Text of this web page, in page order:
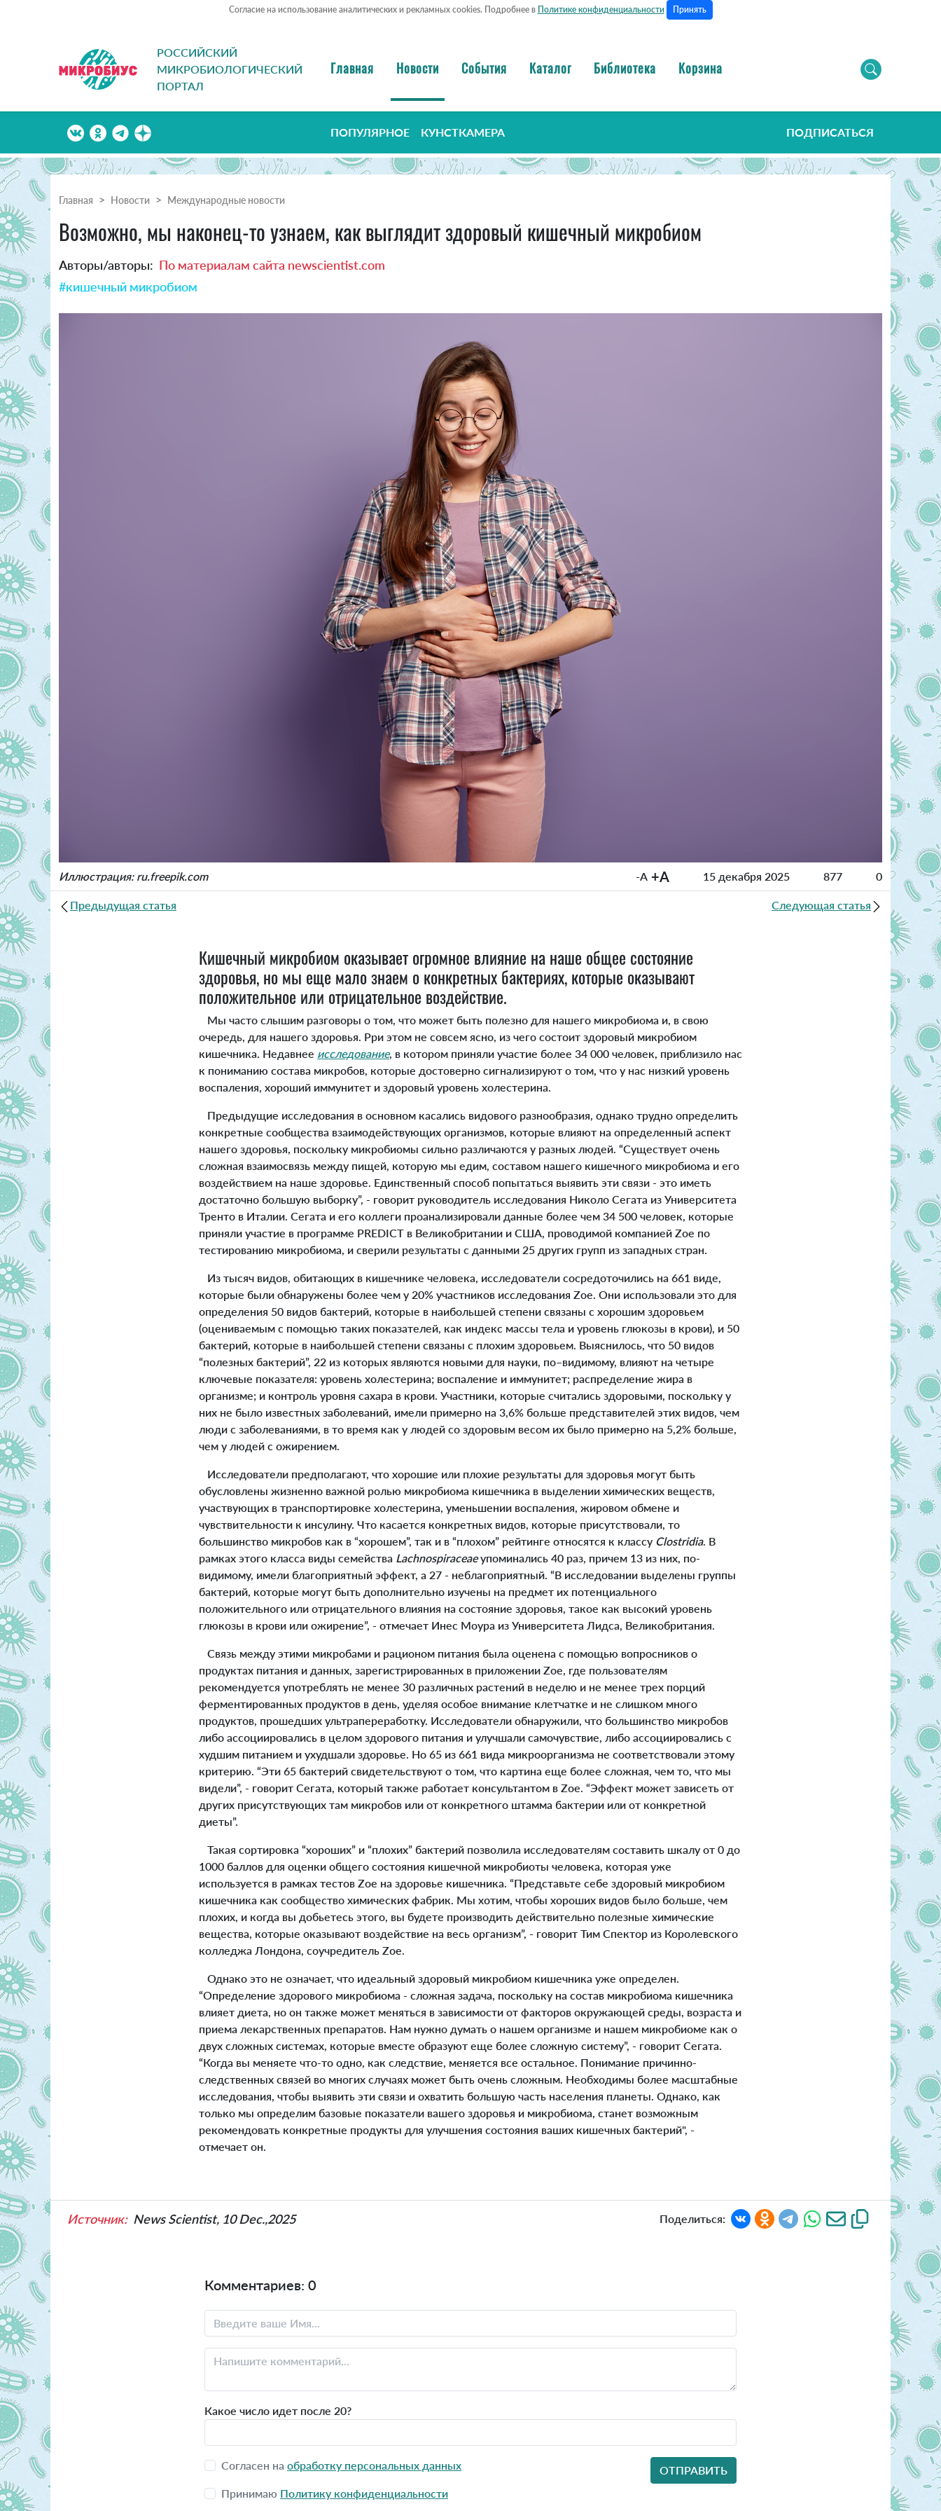
Согласие на использование аналитических и рекламных cookies. Подробнее в Политике конфиденциальности Принять
РОССИЙСКИЙ
МИКРОБИОЛОГИЧЕСКИЙ
ПОРТАЛ
Главная Новости События Каталог Библиотека Корзина
ПОПУЛЯРНОЕ КУНСТКАМЕРА ПОДПИСАТЬСЯ
Главная Новости Международные новости
Возможно, мы наконец-то узнаем, как выглядит здоровый кишечный микробиом
Авторы/авторы: По материалам сайта newscientist.com
#кишечный микробиом
Иллюстрация: ru.freepik.com -A +A 15 декабря 2025 877 0
Предыдущая статья Следующая статья
Кишечный микробиом оказывает огромное влияние на наше общее состояние
здоровья, но мы еще мало знаем о конкретных бактериях, которые оказывают
положительное или отрицательное воздействие.
Мы часто слышим разговоры о том, что может быть полезно для нашего микробиома и, в свою
очередь, для нашего здоровья. Рри этом не совсем ясно, из чего состоит здоровый микробиом
кишечника. Недавнее исследование, в котором приняли участие более 34 000 человек, приблизило нас
к пониманию состава микробов, которые достоверно сигнализируют о том, что у нас низкий уровень
воспаления, хороший иммунитет и здоровый уровень холестерина.
Предыдущие исследования в основном касались видового разнообразия, однако трудно определить
конкретные сообщества взаимодействующих организмов, которые влияют на определенный аспект
нашего здоровья, поскольку микробиомы сильно различаются у разных людей. “Существует очень
сложная взаимосвязь между пищей, которую мы едим, составом нашего кишечного микробиома и его
воздействием на наше здоровье. Единственный способ попытаться выявить эти связи - это иметь
достаточно большую выборку”, - говорит руководитель исследования Николо Сегата из Университета
Тренто в Италии. Сегата и его коллеги проанализировали данные более чем 34 500 человек, которые
приняли участие в программе PREDICT в Великобритании и США, проводимой компанией Zoe по
тестированию микробиома, и сверили результаты с данными 25 других групп из западных стран.
Из тысяч видов, обитающих в кишечнике человека, исследователи сосредоточились на 661 виде,
которые были обнаружены более чем у 20% участников исследования Zoe. Они использовали это для
определения 50 видов бактерий, которые в наибольшей степени связаны с хорошим здоровьем
(оцениваемым с помощью таких показателей, как индекс массы тела и уровень глюкозы в крови), и 50
бактерий, которые в наибольшей степени связаны с плохим здоровьем. Выяснилось, что 50 видов
“полезных бактерий”, 22 из которых являются новыми для науки, по–видимому, влияют на четыре
ключевые показателя: уровень холестерина; воспаление и иммунитет; распределение жира в
организме; и контроль уровня сахара в крови. Участники, которые считались здоровыми, поскольку у
них не было известных заболеваний, имели примерно на 3,6% больше представителей этих видов, чем
люди с заболеваниями, в то время как у людей со здоровым весом их было примерно на 5,2% больше,
чем у людей с ожирением.
Исследователи предполагают, что хорошие или плохие результаты для здоровья могут быть
обусловлены жизненно важной ролью микробиома кишечника в выделении химических веществ,
участвующих в транспортировке холестерина, уменьшении воспаления, жировом обмене и
чувствительности к инсулину. Что касается конкретных видов, которые присутствовали, то
большинство микробов как в “хорошем”, так и в “плохом” рейтинге относятся к классу Clostridia. В
рамках этого класса виды семейства Lachnospiraceaeупоминались 40 раз, причем 13 из них, по-
видимому, имели благоприятный эффект, а 27 - неблагоприятный. “В исследовании выделены группы
бактерий, которые могут быть дополнительно изучены на предмет их потенциального
положительного или отрицательного влияния на состояние здоровья, такое как высокий уровень
глюкозы в крови или ожирение”, - отмечает Инес Моура из Университета Лидса, Великобритания.
Связь между этими микробами и рационом питания была оценена с помощью вопросников о
продуктах питания и данных, зарегистрированных в приложении Zoe, где пользователям
рекомендуется употреблять не менее 30 различных растений в неделю и не менее трех порций
ферментированных продуктов в день, уделяя особое внимание клетчатке и не слишком много
продуктов, прошедших ультрапереработку. Исследователи обнаружили, что большинство микробов
либо ассоциировались в целом здорового питания и улучшали самочувствие, либо ассоциировались с
худшим питанием и ухудшали здоровье. Но 65 из 661 вида микроорганизма не соответствовали этому
критерию. “Эти 65 бактерий свидетельствуют о том, что картина еще более сложная, чем то, что мы
видели”, - говорит Сегата, который также работает консультантом в Zoe. “Эффект может зависеть от
других присутствующих там микробов или от конкретного штамма бактерии или от конкретной
диеты”.
Такая сортировка “хороших” и “плохих” бактерий позволила исследователям составить шкалу от 0 до
1000 баллов для оценки общего состояния кишечной микробиоты человека, которая уже
используется в рамках тестов Zoe на здоровье кишечника. “Представьте себе здоровый микробиом
кишечника как сообщество химических фабрик. Мы хотим, чтобы хороших видов было больше, чем
плохих, и когда вы добьетесь этого, вы будете производить действительно полезные химические
вещества, которые оказывают воздействие на весь организм”, - говорит Тим Спектор из Королевского
колледжа Лондона, соучредитель Zoe.
Однако это не означает, что идеальный здоровый микробиом кишечника уже определен.
“Определение здорового микробиома - сложная задача, поскольку на состав микробиома кишечника
влияет диета, но он также может меняться в зависимости от факторов окружающей среды, возраста и
приема лекарственных препаратов. Нам нужно думать о нашем организме и нашем микробиоме как о
двух сложных системах, которые вместе образуют еще более сложную систему”, - говорит Сегата.
“Когда вы меняете что-то одно, как следствие, меняется все остальное. Понимание причинно-
следственных связей во многих случаях может быть очень сложным. Необходимы более масштабные
исследования, чтобы выявить эти связи и охватить большую часть населения планеты. Однако, как
только мы определим базовые показатели вашего здоровья и микробиома, станет возможным
рекомендовать конкретные продукты для улучшения состояния ваших кишечных бактерий", -
отмечает он.
Источник: News Scientist, 10 Dec.,2025 Поделиться:
Комментариев: 0
Какое число идет после 20?
Согласен на обработку персональных данных
Принимаю Политику конфиденциальности